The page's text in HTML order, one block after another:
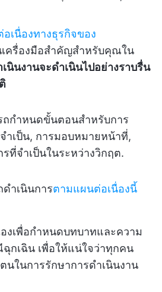
เนื่องทางธุรกิจของ
เครื่องมือสำคัญสำหรับคุณใน
นินงานจะดำเนินไปอย่างราบรื่น
กำหนดขั้นตอนสำหรับการ
ำเป็น, การมอบหมายหน้าที่,
ที่จำเป็นในระหว่างวิกฤต.
ำเนินการตามแผนต่อเนื่องนี้
งเพื่อกำหนดบทบาทและความ
กเฉิน เพื่อให้แน่ใจว่าทุกคน
นในการรักษาการดำเนินงาน